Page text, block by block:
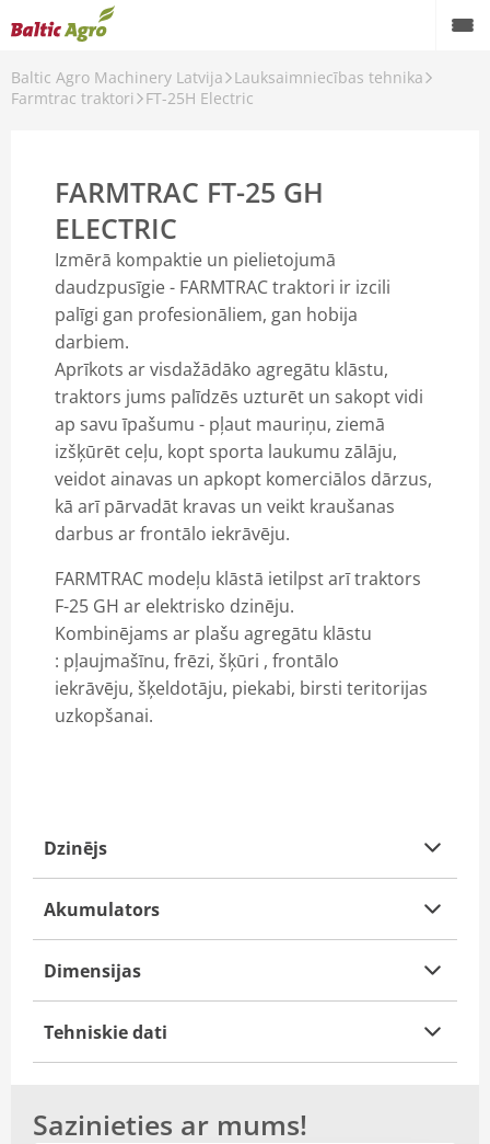
Baltic Agro Machinery Latvija
Lauksaimniecības tehnika
Farmtrac traktori
FT-25H Electric
FARMTRAC FT-25 GH
ELECTRIC
Izmērā kompaktie un pielietojumā
daudzpusīgie - FARMTRAC traktori ir izcili
palīgi gan profesionāliem, gan hobija
darbiem.
Aprīkots ar visdažādāko agregātu klāstu,
traktors jums palīdzēs uzturēt un sakopt vidi
ap savu īpašumu - pļaut mauriņu, ziemā
izšķūrēt ceļu, kopt sporta laukumu zālāju,
veidot ainavas un apkopt komerciālos dārzus,
kā arī pārvadāt kravas un veikt kraušanas
darbus ar frontālo iekrāvēju.
FARMTRAC modeļu klāstā ietilpst arī traktors
F-25 GH ar elektrisko dzinēju.
Kombinējams ar plašu agregātu klāstu
: pļaujmašīnu, frēzi, šķūri , frontālo
iekrāvēju, šķeldotāju, piekabi, birsti teritorijas
uzkopšanai.
Dzinējs
Akumulators
Dimensijas
Tehniskie dati
Sazinieties ar mums!
Atpakaļ
HORSCH
HE-VA
Fliegl
Farmtrac traktori
SICMA pļaujmašīnas un augsnes apstrādes agregāti
Spearhead pļaujmašīnas
VM LOADER RITEŅIEKRĀVĒJI
Digitālie risinājumi